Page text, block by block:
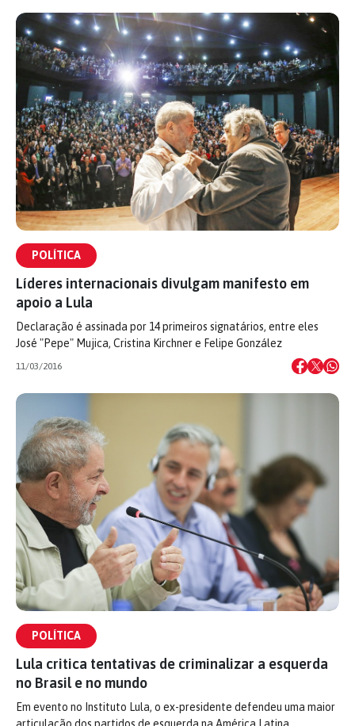
POLÍTICA
Líderes internacionais divulgam manifesto em
apoio a Lula
Declaração é assinada por 14 primeiros signatários, entre eles
José "Pepe" Mujica, Cristina Kirchner e Felipe González
11/03/2016
POLÍTICA
Lula critica tentativas de criminalizar a esquerda
no Brasil e no mundo
Em evento no Instituto Lula, o ex-presidente defendeu uma maior